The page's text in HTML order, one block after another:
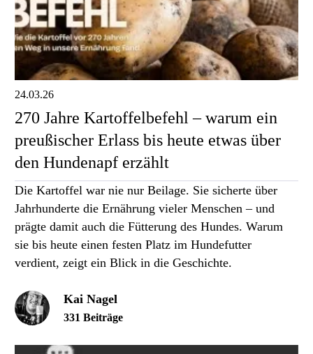
24.03.26
270 Jahre Kartoffelbefehl – warum ein
preußischer Erlass bis heute etwas über
den Hundenapf erzählt
Die Kartoffel war nie nur Beilage. Sie sicherte über
Jahrhunderte die Ernährung vieler Menschen – und
prägte damit auch die Fütterung des Hundes. Warum
sie bis heute einen festen Platz im Hundefutter
verdient, zeigt ein Blick in die Geschichte.
Kai Nagel
331 Beiträge